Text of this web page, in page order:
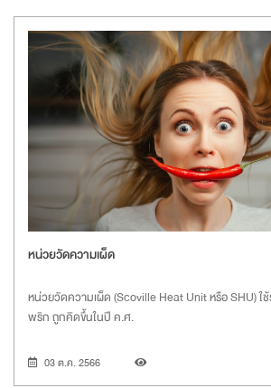
หน่วยวัดความเผ็ด
หน่วยวัดความเผ็ด (Scoville Heat Unit หรือ SHU) ใ
พริก ถูกคิดขึ้นในปี ค.ศ.
03 ต.ค. 2566